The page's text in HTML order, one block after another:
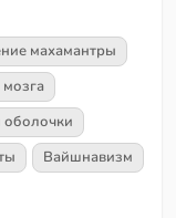
махамантры
оболочки
Вайшнавизм